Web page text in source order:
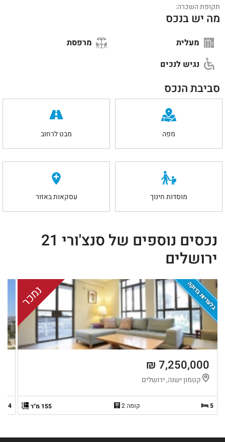
תקופת השכרה:
מה יש בנכס
מעלית
מרפסת
נגיש לנכים
סביבת הנכס
מפה מבט לרחוב
מוסדות חינוך עסקאות באזור
נכסים נוספים של סנצ'ורי 21
ירושלים
בלעדיות בדוקה נמכר
7,250,000 ₪
קטמון ישנה, ירושלים
5 קומה 2 155 מ"ר 4